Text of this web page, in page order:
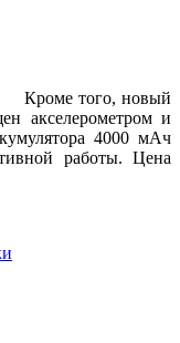
Кроме того, новый
акселерометром и
4000 мАч
работы. Цена